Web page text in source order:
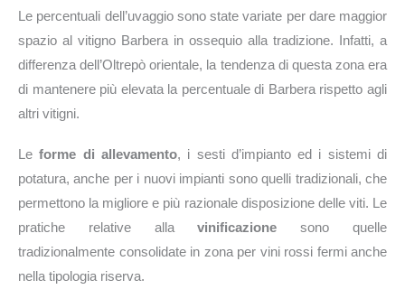
Le percentuali dell’uvaggio sono state variate per dare maggior
spazio al vitigno Barbera in ossequio alla tradizione. Infatti, a
differenza dell’Oltrepò orientale, la tendenza di questa zona era
di mantenere più elevata la percentuale di Barbera rispetto agli
altri vitigni.
Leforme di allevamento, i sesti d’impianto ed i sistemi di
potatura, anche per i nuovi impianti sono quelli tradizionali, che
permettono la migliore e più razionale disposizione delle viti. Le
pratiche relative allavinificazione sono quelle
tradizionalmente consolidate in zona per vini rossi fermi anche
nella tipologia riserva.